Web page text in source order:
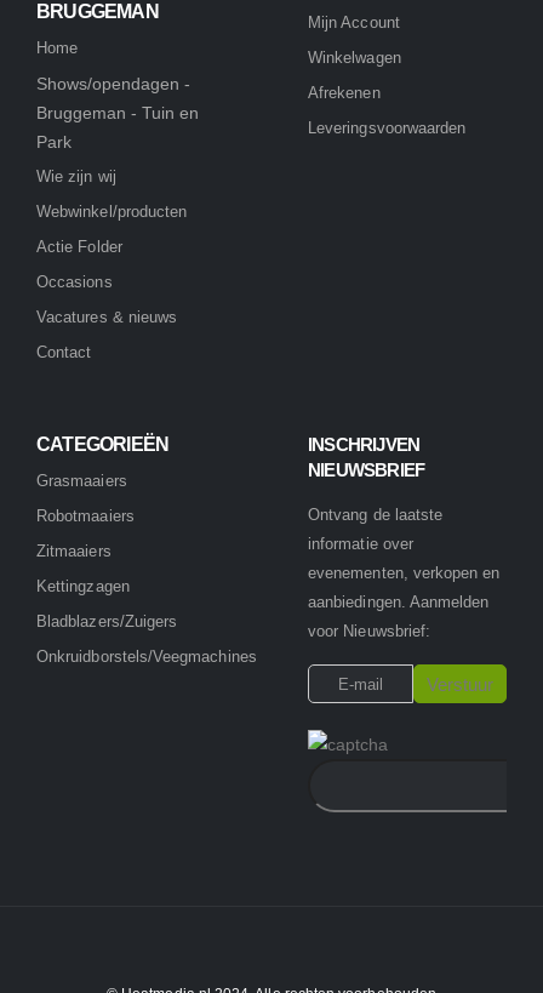
BRUGGEMAN
Home
Shows/opendagen -
Bruggeman - Tuin en
Park
Wie zijn wij
Webwinkel/producten
Actie Folder
Occasions
Vacatures & nieuws
Contact
Mijn Account
Winkelwagen
Afrekenen
Leveringsvoorwaarden
CATEGORIEËN
Grasmaaiers
Robotmaaiers
Zitmaaiers
Kettingzagen
Bladblazers/Zuigers
Onkruidborstels/Veegmachines
INSCHRIJVEN
NIEUWSBRIEF
Ontvang de laatste
informatie over
evenementen, verkopen en
aanbiedingen. Aanmelden
voor Nieuwsbrief: